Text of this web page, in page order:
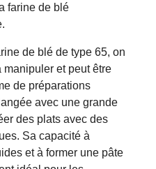
farine de blé
de blé de type 65, on
et peut être
de préparations
avec une grande
des plats avec des
Sa capacité à
et à former une pâte